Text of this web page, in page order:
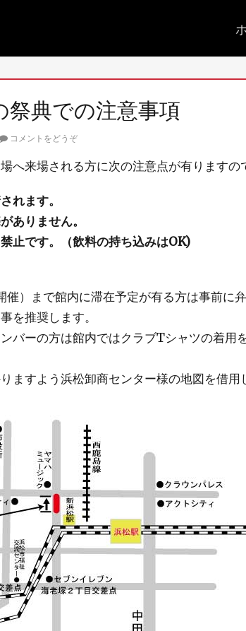
イ
ン
メ
ー
祭典での注意事項
コメントをどうぞ
へ来場される方に次の注意点が有りますの
れます。
ありません。
止です。（飲料の持ち込みはOK)
催）まで館内に滞在予定が有る方は事前に
を推奨します。
バーの方は館内ではクラブTシャツの着用
ますよう浜松卸商センター様の地図を借用